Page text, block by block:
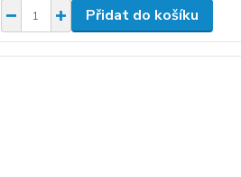
Přidat do košíku